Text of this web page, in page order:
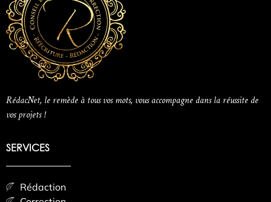
RédacNet, le remède à tous vos mots, vous accompagne dans la réussite de
vos projets !
SERVICES
Rédaction